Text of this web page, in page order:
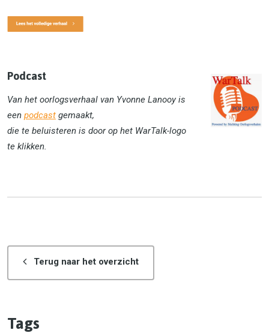
Podcast
Van het oorlogsverhaal van Yvonne Lanooy is
een podcast gemaakt,
die te beluisteren is door op het WarTalk-logo
te klikken.
Terug naar het overzicht
Tags